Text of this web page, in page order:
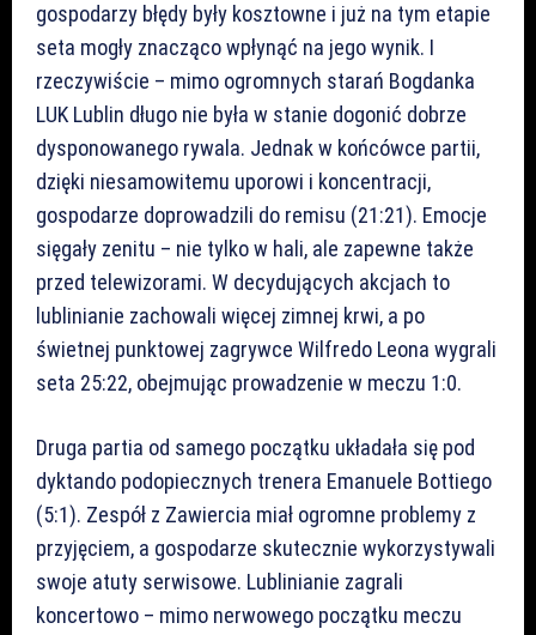
gospodarzy błędy były kosztowne i już na tym etapie
seta mogły znacząco wpłynąć na jego wynik. I
rzeczywiście – mimo ogromnych starań Bogdanka
LUK Lublin długo nie była w stanie dogonić dobrze
dysponowanego rywala. Jednak w końcówce partii,
dzięki niesamowitemu uporowi i koncentracji,
gospodarze doprowadzili do remisu (21:21). Emocje
sięgały zenitu – nie tylko w hali, ale zapewne także
przed telewizorami. W decydujących akcjach to
lublinianie zachowali więcej zimnej krwi, a po
świetnej punktowej zagrywce Wilfredo Leona wygrali
seta 25:22, obejmując prowadzenie w meczu 1:0.
Druga partia od samego początku układała się pod
dyktando podopiecznych trenera Emanuele Bottiego
(5:1). Zespół z Zawiercia miał ogromne problemy z
przyjęciem, a gospodarze skutecznie wykorzystywali
swoje atuty serwisowe. Lublinianie zagrali
koncertowo – mimo nerwowego początku meczu